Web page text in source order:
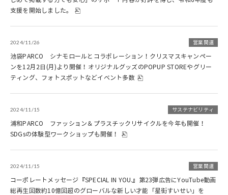
支援を開始しました。
2024/11/26 営業関連
池袋PARCO シナモロールとコラボレーション！クリスマスキャンペー
ンを12月2日(月)より開催！オリジナルグッズのPOPUP STOREやグリー
ティング、フォトスポットなどイベント多数
2024/11/15 サステナビリティ
浦和PARCO ファッション＆プラスチックリサイクルを今年も開催！
SDGsの体験型ワークショップも開催！
2024/11/15 営業関連
コーポレートメッセージ『SPECIAL IN YOU.』第23弾広告にYouTube動画
総再生回数約10億回超のグローバルな新しい才能「星街すいせい」を